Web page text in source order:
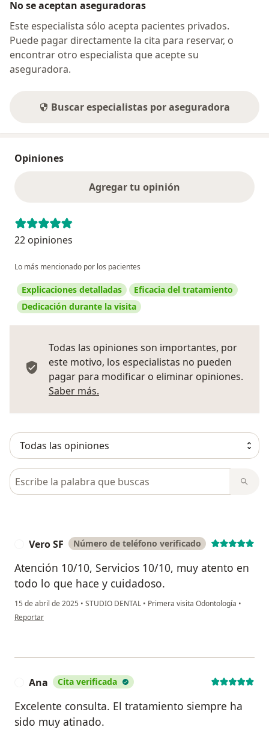
No se aceptan aseguradoras
Este especialista sólo acepta pacientes privados.
Puede pagar directamente la cita para reservar, o
encontrar otro especialista que acepte su
aseguradora.
Buscar especialistas por aseguradora
Opiniones
Agregar tu opinión
22 opiniones
Lo más mencionado por los pacientes
Explicaciones detalladas
Eficacia del tratamiento
Dedicación durante la visita
Todas las opiniones son importantes, por
este motivo, los especialistas no pueden
pagar para modificar o eliminar opiniones.
Saber más.
Busca en opiniones
Vero SF Número de teléfono verificado
Atención 10/10, Servicios 10/10, muy atento en
todo lo que hace y cuidadoso.
15 de abril de 2025 • STUDIO DENTAL • Primera visita Odontología •
en opinión del usuario Vero SF
Reportar
Ana Cita verificada
Excelente consulta. El tratamiento siempre ha
sido muy atinado.